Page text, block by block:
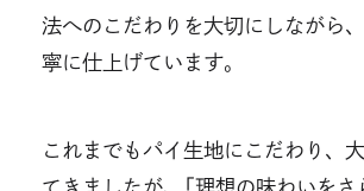
法へのこだわりを⼤切にしながら
寧に仕上げています。
これまでもパイ生地にこだわり、
てきましたが、「理想の味わいをさ